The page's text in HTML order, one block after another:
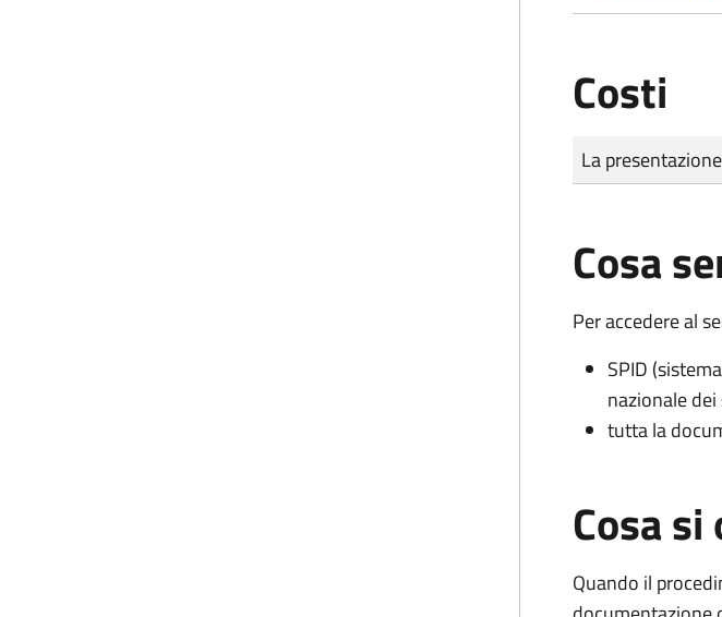
Costi
Tipo di
Importo
La
Cosa
Per accedere al
SPID
nazionale dei
tutta la
Cosa
Quando il